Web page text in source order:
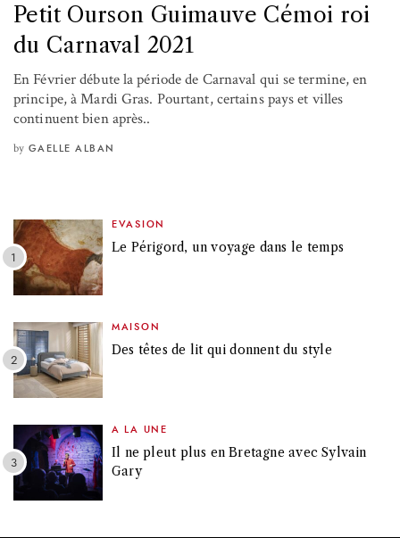
Petit Ourson Guimauve Cémoi roi
du Carnaval 2021
En Février débute la période de Carnaval qui se termine, en
principe, à Mardi Gras. Pourtant, certains pays et villes
continuent bien après..
by GAELLE ALBAN
EVASION
Le Périgord, un voyage dans le temps
MAISON
Des têtes de lit qui donnent du style
A LA UNE
Il ne pleut plus en Bretagne avec Sylvain
Gary